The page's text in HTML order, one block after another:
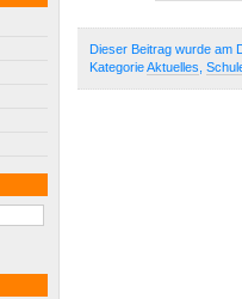
Dieser Beitrag wurde am
KategorieAktuelles